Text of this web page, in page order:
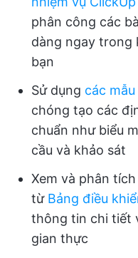
phân công các
dàng ngay trong
bạn
Sử dụng các
chóng tạo các
chuẩn như biểu
cầu và khảo sát
Xem và phân
từ Bảng điều
thông tin chi tiết
gian thực